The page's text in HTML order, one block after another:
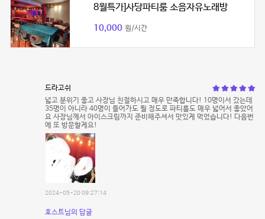
8월특가]사당파티룸 소음자유노래방
10,000 원/시간
드라고쉬
넓고 분위기 좋고 사장님 친절하시고 매우 만족합니다! 10명이서 갔는데
35명이 아니라 40명이 들어가도 될 정도로 파티룸도 매우 넓어서 좋았어
요 사장님께서 아이스크림까지 준비해주셔서 맛있게 먹었습니다! 다음번
에 또 방문할게요!
2024-05-20 09:27:14
호스트님의 답글